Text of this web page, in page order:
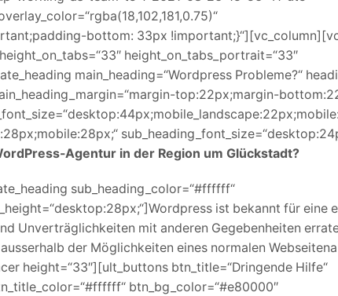
bottom: 33px
height_on_tabs_portrait=“33″
main_heading=“Wordpress Probleme?“
top:22px;margin-
Agentur in der Region um Glückstadt?
sub_heading_color=“#ffffff“
ist bekannt für eine
Unverträglichkeiten mit anderen Gegebenheiten
der Möglichkeiten eines normalen
height=“33″][ult_buttons btn_title=“Dringende Hilfe“
btn_bg_color=“#e80000″